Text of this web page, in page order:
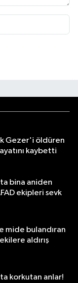
Gezer'i öldüren
kaybetti
bina aniden
ekipleri sevk
mide bulandıran
aldırış
korkutan anlar!